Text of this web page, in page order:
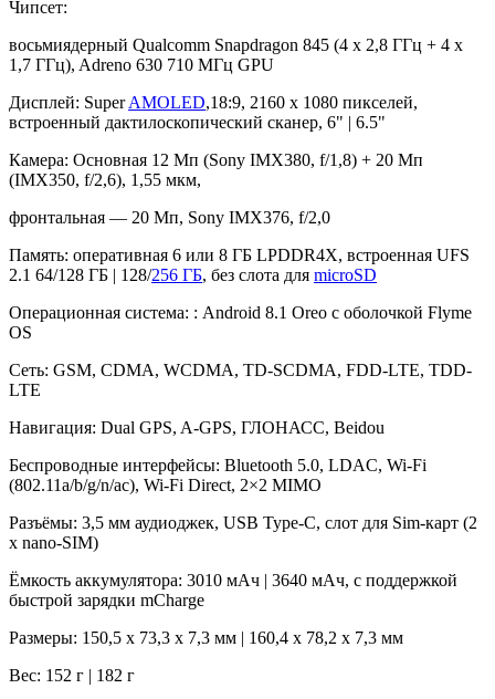
Чипсет:
восьмиядерный Qualcomm Snapdragon 845 (4 х 2,8 ГГц + 4 х
1,7 ГГц), Adreno 630 710 МГц GPU
Дисплей: SuperAMOLED,18:9, 2160 х 1080 пикселей,
встроенный дактилоскопический сканер, 6" | 6.5"
Камера: Основная 12 Мп (Sony IMX380, f/1,8) + 20 Мп
(IMX350, f/2,6), 1,55 мкм,
фронтальная — 20 Мп, Sony IMX376, f/2,0
Память: оперативная 6 или 8 ГБ LPDDR4X, встроенная UFS
2.1 64/128 ГБ | 128/256 ГБ, без слота для microSD
Операционная система: : Android 8.1 Oreo с оболочкой Flyme
OS
Сеть: GSM, CDMA, WCDMA, TD-SCDMA, FDD-LTE, TDD-
LTE
Навигация: Dual GPS, A-GPS, ГЛОНАСС, Beidou
Беспроводные интерфейсы: Bluetooth 5.0, LDAC, Wi-Fi
(802.11a/b/g/n/ac), Wi-Fi Direct, 2×2 MIMO
Разъёмы: 3,5 мм аудиоджек, USB Type-C, слот для Sim-карт (2
x nano-SIM)
Ёмкость аккумулятора: 3010 мАч | 3640 мАч, с поддержкой
быстрой зарядки mCharge
Размеры: 150,5 х 73,3 х 7,3 мм | 160,4 х 78,2 х 7,3 мм
Вес: 152 г | 182 г